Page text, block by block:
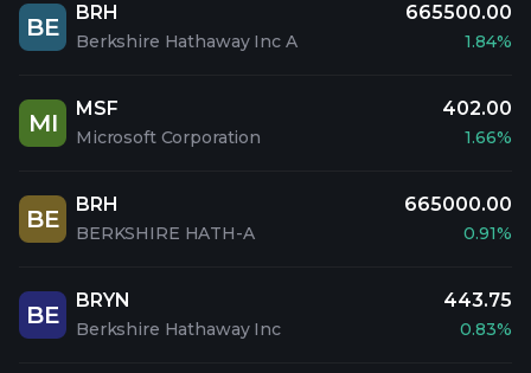
BE
BRH
Berkshire Hathaway Inc A
665500.00
1.84%
MI
MSF
Microsoft Corporation
402.00
1.66%
BE
BRH
BERKSHIRE HATH-A
665000.00
0.91%
BE
BRYN
Berkshire Hathaway Inc
443.75
0.83%